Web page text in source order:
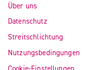
Über uns
Datenschutz
Streitschlichtung
Nutzungsbedingungen